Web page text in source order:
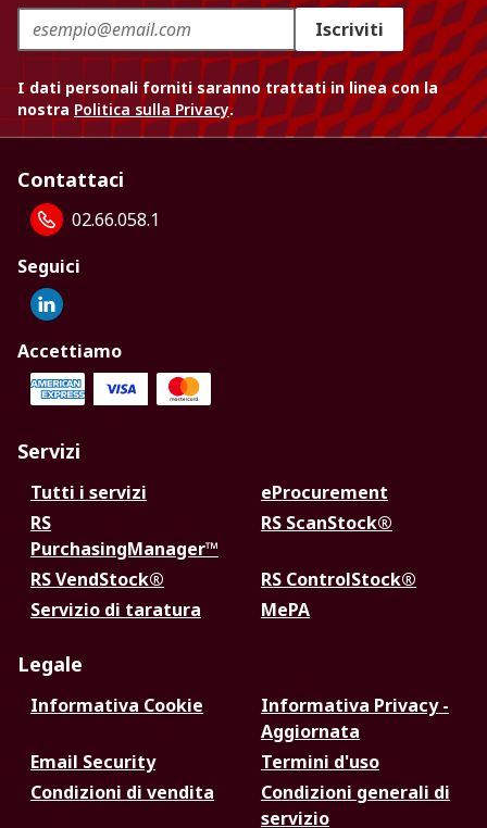
Iscriviti
I dati personali forniti saranno trattati in linea con la
nostra Politica sulla Privacy.
Contattaci
02.66.058.1
Seguici
Accettiamo
Servizi
Tutti i servizi
eProcurement
RS
PurchasingManager™
RS ScanStock®
RS VendStock®
RS ControlStock®
Servizio di taratura
MePA
Legale
Informativa Cookie
Informativa Privacy -
Aggiornata
Email Security
Termini d'uso
Condizioni di vendita
Condizioni generali di
servizio